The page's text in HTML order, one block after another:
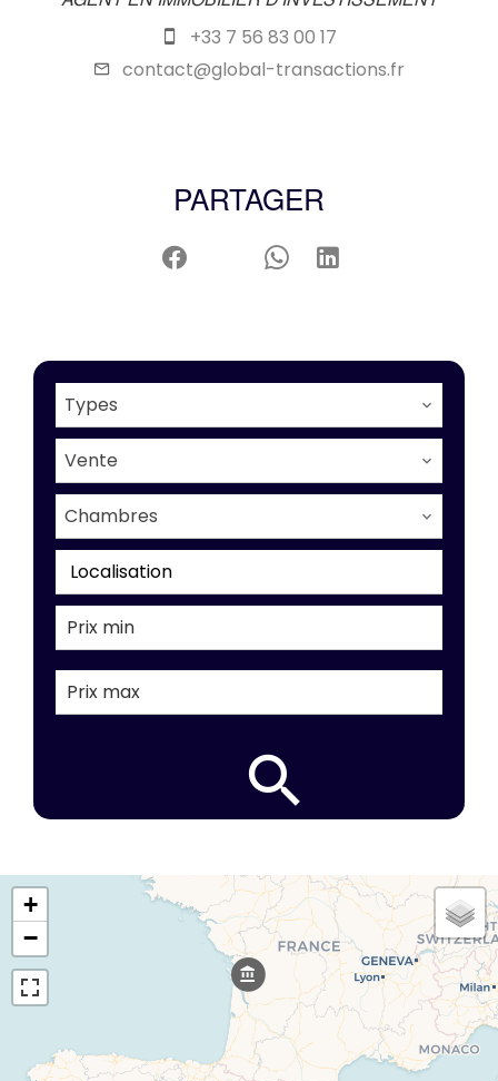
+33 7 56 83 00 17
contact@global-transactions.fr
PARTAGER
Types
Vente
Chambres
Localisation
+
−